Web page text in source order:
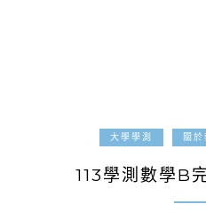
大學學測 關於
113學測數學B